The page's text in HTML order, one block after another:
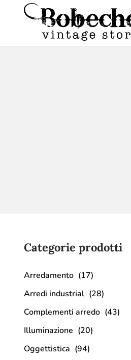
Categorie prodotti
Arredamento (17)
Arredi industrial (28)
Complementi arredo (43)
Illuminazione (20)
Oggettistica (94)